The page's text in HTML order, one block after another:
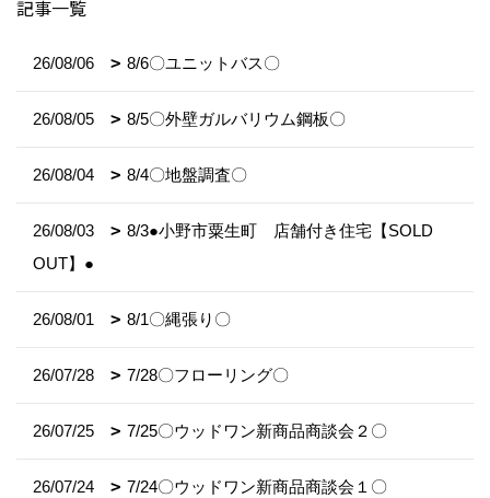
記事一覧
26/08/06 8/6〇ユニットバス〇
26/08/05 8/5〇外壁ガルバリウム鋼板〇
26/08/04 8/4〇地盤調査〇
26/08/03
8/3●小野市粟生町 店舗付き住宅【SOLD
OUT】●
26/08/01 8/1〇縄張り〇
26/07/28 7/28〇フローリング〇
26/07/25 7/25〇ウッドワン新商品商談会２〇
26/07/24 7/24〇ウッドワン新商品商談会１〇